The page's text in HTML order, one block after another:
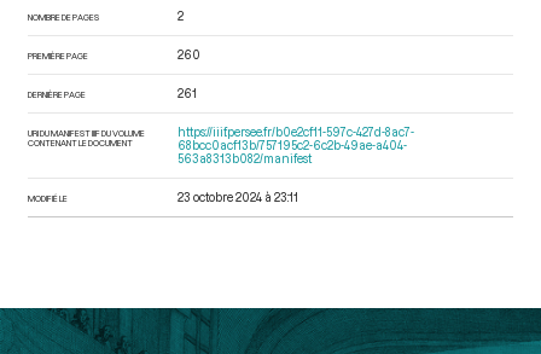
NOMBRE DE PAGES 2
PREMIÈRE PAGE 260
DERNIÈRE PAGE 261
URI DU MANIFEST IIIF DU VOLUME
CONTENANT LE DOCUMENT
https://iiif.persee.fr/b0e2cf11-597c-427d-8ac7-
68bcc0acf13b/757195c2-6c2b-49ae-a404-
563a8313b082/manifest
MODIFIÉ LE 23 octobre 2024 à 23:11